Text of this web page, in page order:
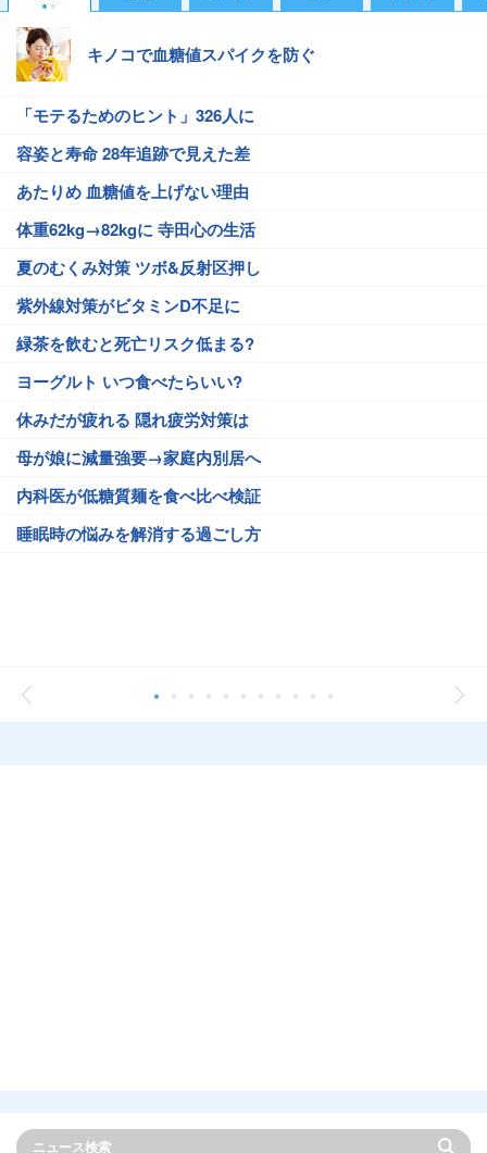
キノコで血糖値スパイクを防ぐ
「モテるためのヒント」326人に
容姿と寿命 28年追跡で見えた差
あたりめ 血糖値を上げない理由
体重62kg→82kgに 寺田心の生活
夏のむくみ対策 ツボ&反射区押し
紫外線対策がビタミンD不足に
緑茶を飲むと死亡リスク低まる?
ヨーグルト いつ食べたらいい?
休みだが疲れる 隠れ疲労対策は
母が娘に減量強要→家庭内別居へ
内科医が低糖質麺を食べ比べ検証
睡眠時の悩みを解消する過ごし方